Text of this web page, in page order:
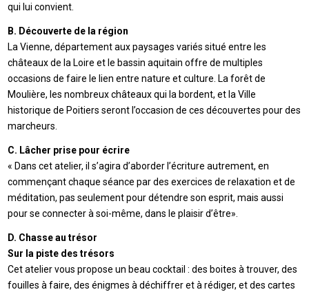
qui lui convient.
B. Découverte de la région
La Vienne, département aux paysages variés situé entre les
châteaux de la Loire et le bassin aquitain offre de multiples
occasions de faire le lien entre nature et culture. La forêt de
Moulière, les nombreux châteaux qui la bordent, et la Ville
historique de Poitiers seront l’occasion de ces découvertes pour des
marcheurs.
C. Lâcher prise pour écrire
« Dans cet atelier, il s’agira d’aborder l’écriture autrement, en
commençant chaque séance par des exercices de relaxation et de
méditation, pas seulement pour détendre son esprit, mais aussi
pour se connecter à soi-même, dans le plaisir d’être».
D. Chasse au trésor
Sur la piste des trésors
Cet atelier vous propose un beau cocktail : des boites à trouver, des
fouilles à faire, des énigmes à déchiffrer et à rédiger, et des cartes